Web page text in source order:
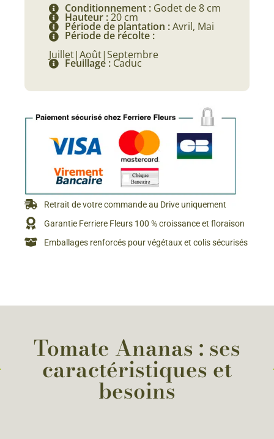
Conditionnement : Godet de 8 cm
Hauteur :20 cm
Période de plantation :Avril, Mai
Période de récolte :
Juillet|Août|Septembre
Feuillage :Caduc
Retrait de votre commande au Drive uniquement
Garantie Ferriere Fleurs 100 % croissance et floraison
Emballages renforcés pour végétaux et colis sécurisés
Tomate Ananas : ses
caractéristiques et
besoins